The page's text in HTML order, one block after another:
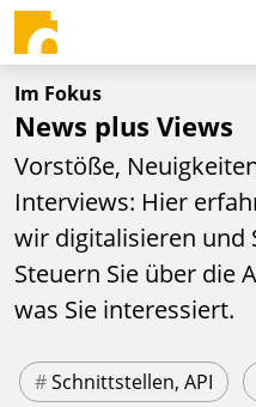
Im Fokus
News plus Views
Vorstöße,
Interviews: Hier
wir digitalisieren und
Steuern Sie über die
was Sie interessiert.
#Schnittstellen, API